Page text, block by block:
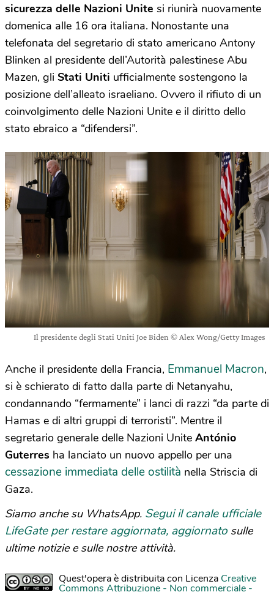
sicurezza delle Nazioni Unite si riunirà nuovamente
domenica alle 16 ora italiana. Nonostante una
telefonata del segretario di stato americano Antony
Blinken al presidente dell’Autorità palestinese Abu
Mazen, gli Stati Uniti ufficialmente sostengono la
posizione dell’alleato israeliano. Ovvero il rifiuto di un
coinvolgimento delle Nazioni Unite e il diritto dello
stato ebraico a “difendersi”.
Il presidente degli Stati Uniti Joe Biden © Alex Wong/Getty Images
Anche il presidente della Francia, Emmanuel Macron,
si è schierato di fatto dalla parte di Netanyahu,
condannando “fermamente” i lanci di razzi “da parte di
Hamas e di altri gruppi di terroristi”. Mentre il
segretario generale delle Nazioni Unite António
Guterres ha lanciato un nuovo appello per una
cessazione immediata delle ostilità nella Striscia di
Gaza.
Siamo anche su WhatsApp. Segui il canale ufficiale
LifeGate per restare aggiornata, aggiornato sulle
ultime notizie e sulle nostre attività.
Quest'opera è distribuita con Licenza Creative
Commons Attribuzione - Non commerciale -